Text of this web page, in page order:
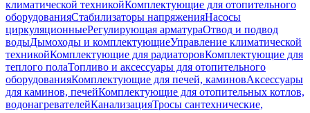
климатической техникойКомплектующие для отопительного
оборудованияСтабилизаторы напряженияНасосы
циркуляционныеРегулирующая арматураОтвод и подвод
водыДымоходы и комплектующиеУправление климатической
техникойКомплектующие для радиаторовКомплектующие для
теплого полаТопливо и аксессуары для отопительного
оборудованияКомплектующие для печей, каминовАксессуары
для каминов, печейКомплектующие для отопительных котлов,
водонагревателейКанализацияТросы сантехнические,